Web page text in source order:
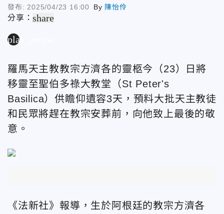
發布: 2025/04/23 16:00 By 陳怡伶
分享：share
play_arrow
羅馬天主教教宗方濟各的靈柩今（23）日將
移靈至聖伯多祿大教堂（St Peter's
Basilica）供瞻仰遺容3天，預料大批天主教徒
和民眾將趕在教宗安葬前，向他致上最後的敬
意。
《法新社》報導，生於阿根廷的教宗方濟各